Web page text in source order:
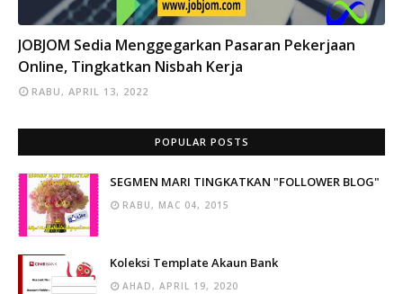
INFO
JOBJOM Sedia Menggegarkan Pasaran Pekerjaan
Online, Tingkatkan Nisbah Kerja
RABU, APRIL 13, 2022
POPULAR POSTS
SEGMEN MARI TINGKATKAN "FOLLOWER BLOG"
RABU, MAC 04, 2015
Koleksi Template Akaun Bank
AHAD, APRIL 19, 2020